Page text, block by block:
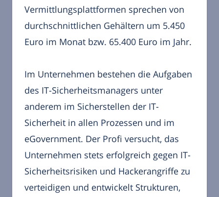
Vermittlungsplattformen sprechen von
durchschnittlichen Gehältern um 5.450
Euro im Monat bzw. 65.400 Euro im Jahr.
Im Unternehmen bestehen die Aufgaben
des IT-Sicherheitsmanagers unter
anderem im Sicherstellen der IT-
Sicherheit in allen Prozessen und im
eGovernment. Der Profi versucht, das
Unternehmen stets erfolgreich gegen IT-
Sicherheitsrisiken und Hackerangriffe zu
verteidigen und entwickelt Strukturen,